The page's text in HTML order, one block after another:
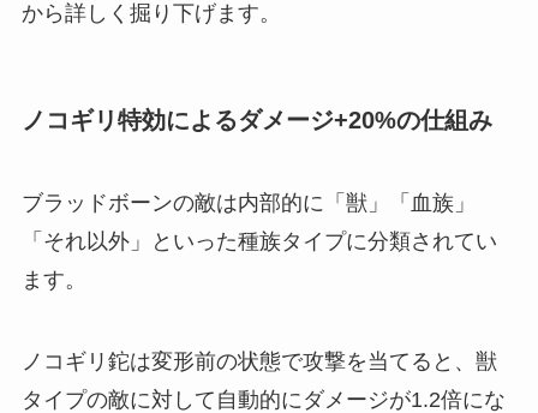
から詳しく掘り下げます。
ノコギリ特効によるダメージ+20%の仕組み
ブラッドボーンの敵は内部的に「獣」「血族」
「それ以外」といった種族タイプに分類されてい
ます。
ノコギリ鉈は変形前の状態で攻撃を当てると、獣
タイプの敵に対して自動的にダメージが1.2倍にな